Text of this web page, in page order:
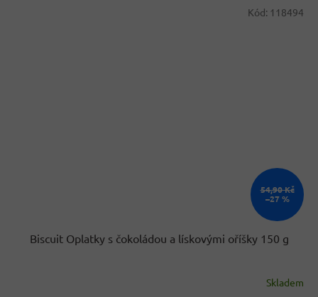
54,90 Kč
–27 %
Biscuit Oplatky s čokoládou a lískovými oříšky 150 g
Skladem
Kód: 118494